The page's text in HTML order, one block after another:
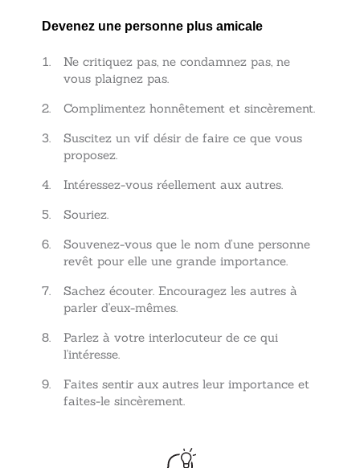
Devenez une personne plus amicale
Ne critiquez pas, ne condamnez pas, ne
vous plaignez pas.
Complimentez honnêtement et sincèrement.
Suscitez un vif désir de faire ce que vous
proposez.
Intéressez-vous réellement aux autres.
Souriez.
Souvenez-vous que le nom d’une personne
revêt pour elle une grande importance.
Sachez écouter. Encouragez les autres à
parler d'eux-mêmes.
Parlez à votre interlocuteur de ce qui
l'intéresse.
Faites sentir aux autres leur importance et
faites-le sincèrement.